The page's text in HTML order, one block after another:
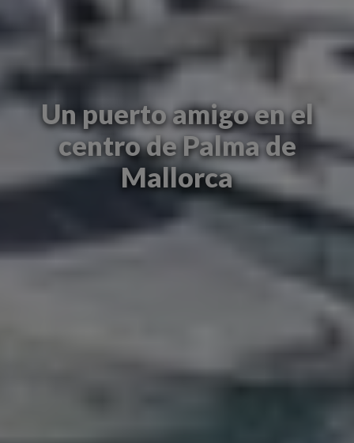
Un puerto amigo en el
centro de Palma de
Mallorca